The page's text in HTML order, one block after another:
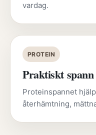
vardag.
PROTEIN
Praktiskt spann
Proteinspannet
återhämtning,